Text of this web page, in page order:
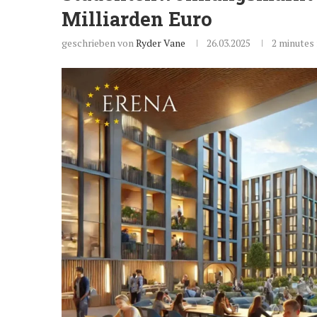
Milliarden Euro
geschrieben vonRyder Vane 26.03.2025 2 minutes